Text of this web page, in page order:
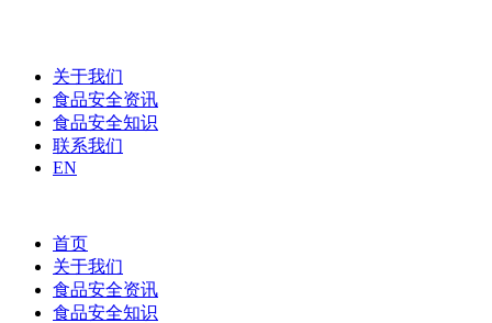
关于我们
食品安全资讯
食品安全知识
联系我们
EN
首页
关于我们
食品安全资讯
食品安全知识